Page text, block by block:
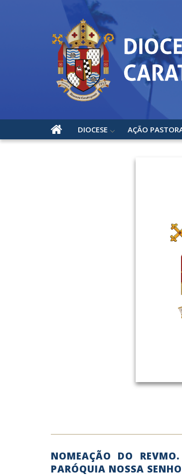
DIOCESE AÇÃO
NOMEAÇÃO DO
PARÓQUIA NOSSA